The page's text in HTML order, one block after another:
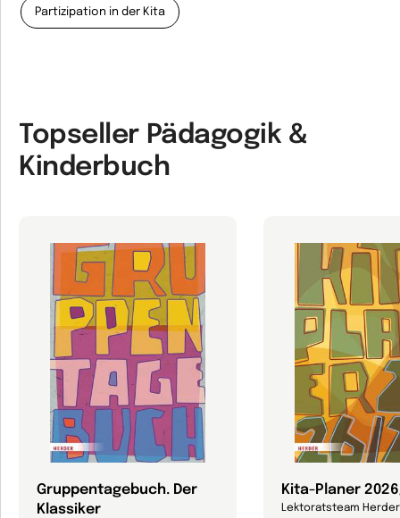
Partizipation in der Kita
Topseller Pädagogik &
Kinderbuch
Gruppentagebuch. Der
Klassiker
Kita-Planer
Lektoratsteam Herder